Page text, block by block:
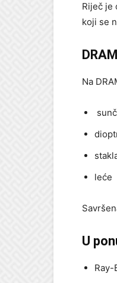
Riječ je
koji se
Na
leće
U
Ray-